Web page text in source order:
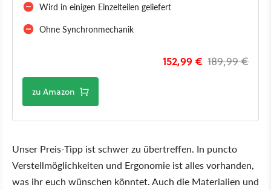
Wird in einigen Einzelteilen geliefert
Ohne Synchronmechanik
189,99 €
152,99 €
zu Amazon
Unser Preis-Tipp ist schwer zu übertreffen. In puncto
Verstellmöglichkeiten und Ergonomie ist alles vorhanden,
was ihr euch wünschen könntet. Auch die Materialien und